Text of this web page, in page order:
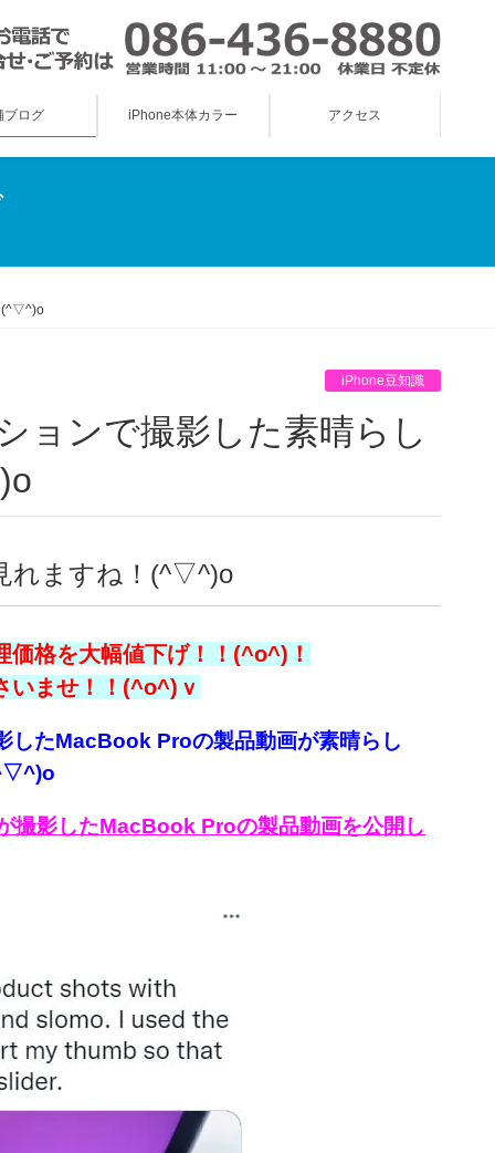
ブログ iPhone本体カラー アクセス
(^▽^)o
iPhone豆知識
れますね！(^▽^)o
価格を大幅値下げ！！(^o^)！
いませ！！(^o^)ｖ
したMacBook Proの製品動画が素晴らし
撮影したMacBook Proの製品動画を公開し